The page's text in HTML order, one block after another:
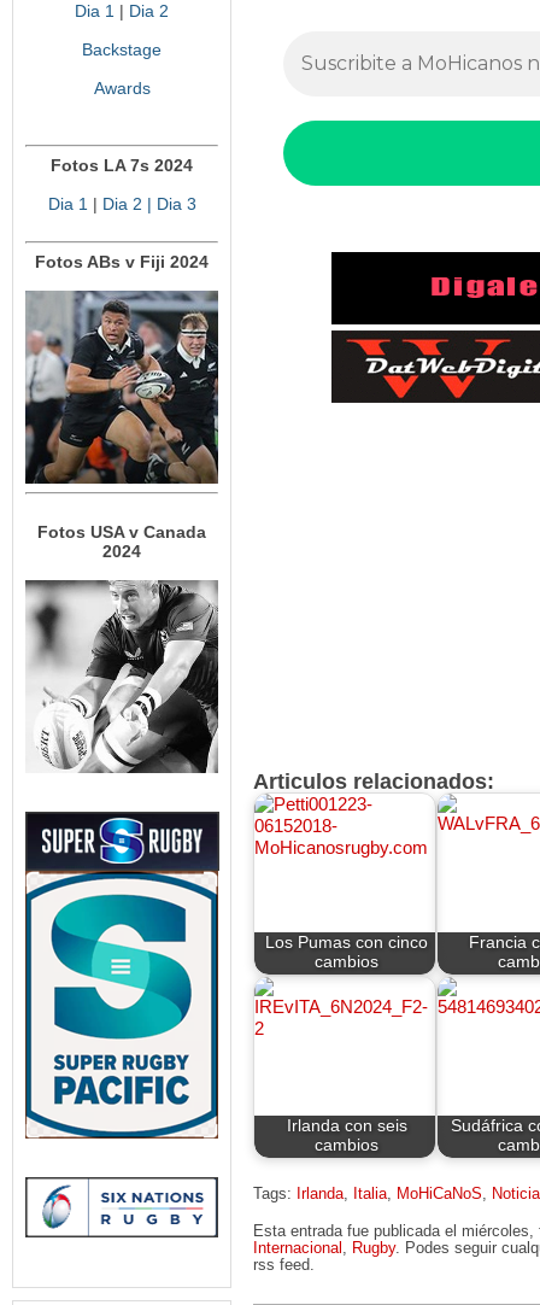
Dia 1 | Dia 2
Backstage
Awards
Fotos LA 7s 2024
Dia 1 | Dia 2 | Dia 3
Fotos ABs v Fiji 2024
Fotos USA v Canada
2024
Articulos relacionados:
Los Pumas con cinco
cambios
Francia
Irlanda con seis
cambios
Sudáfrica
Tags: Irlanda, Italia, MoHiCaNoS,
Esta entrada fue publicada el
Internacional , Rugby. Podes seguir
rss feed.